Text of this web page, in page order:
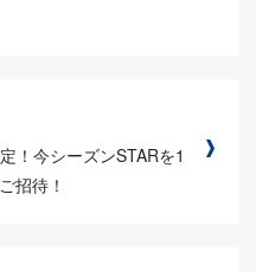
！今シーズンSTARを1
招待！